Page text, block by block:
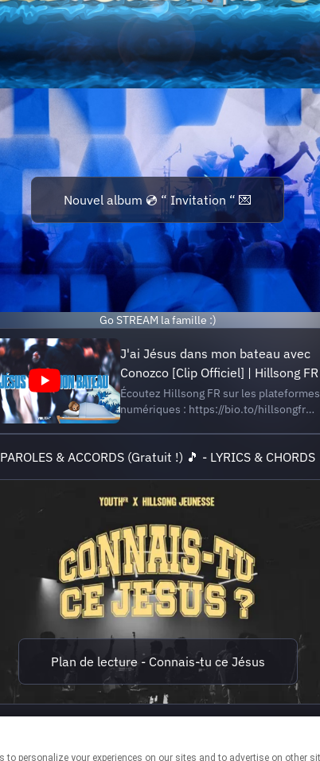
Nouvel album 💿 “ Invitation “ 💌
Go STREAM la famille :)
J'ai Jésus dans mon bateau avec
Conozco [Clip Officiel] | Hillsong FR
Écoutez Hillsong FR sur les plateformes
numériques : https://bio.to/hillsongfr
sub... Suivez-nous sur Instagram :
PAROLES & ACCORDS (Gratuit !) 🎵 - LYRICS & CHORDS
Plan de lecture - Connais-tu ce Jésus
Manager: Noelia Nieto Gonzalez